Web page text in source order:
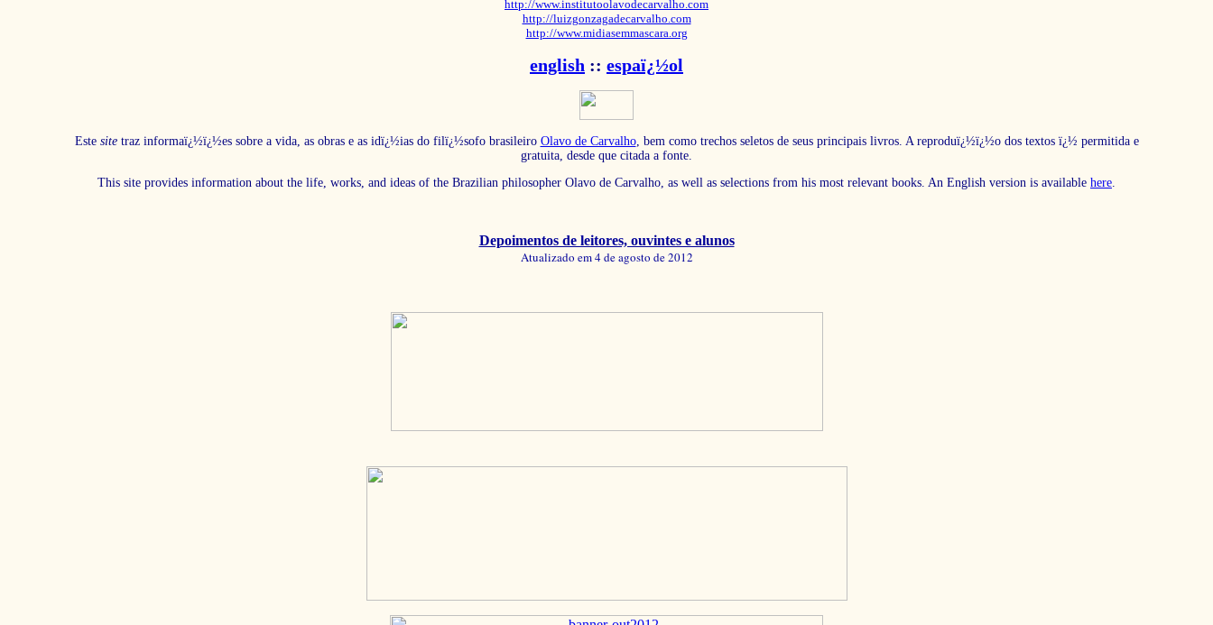
http://www.institutoolavodecarvalho.com
http://luizgonzagadecarvalho.com
http://www.midiasemmascara.org
english :: espaï¿½ol
Este sitetraz informaï¿½ï¿½es sobre a vida, as obras e as idï¿½ias do filï¿½sofo brasileiro Olavo de Carvalho, bem como trechos seletos de seus principais livros. A reproduï¿½ï¿½o dos textos ï¿½ permitida e
gratuita, desde que citada a fonte.
This site provides information about the life, works, and ideas of the Brazilian philosopher Olavo de Carvalho, as well as selections from his most relevant books. An English version is available here.
Depoimentos de leitores, ouvintes e alunos
Atualizado em 4 de agosto de 2012